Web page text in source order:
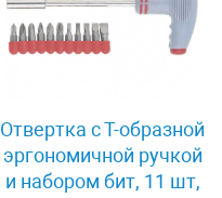
Отвертка с Т-образной
эргономичной ручкой
и набором бит, 11 шт,